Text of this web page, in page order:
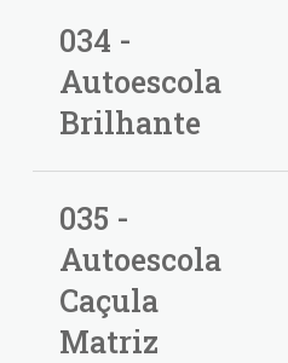
034 -
Autoescola
Brilhante
035 -
Autoescola
Caçula
Matriz